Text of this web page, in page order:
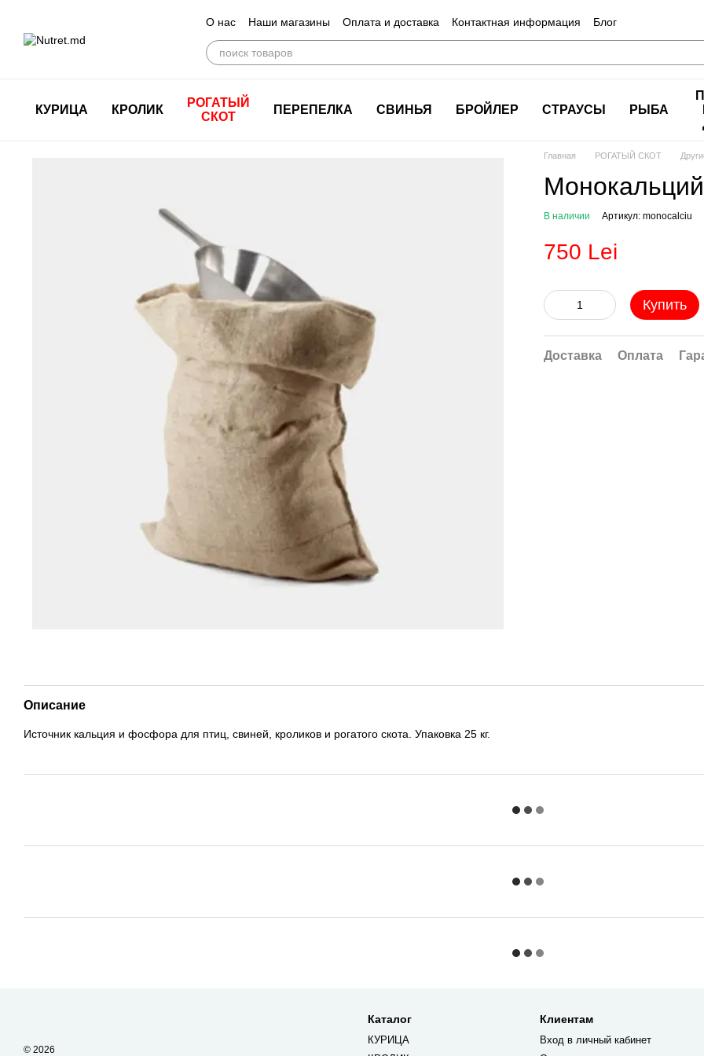
О нас Наши магазины Оплата и доставка Контактная информация Блог
КУРИЦА КРОЛИК
РОГАТЫЙ
СКОТ
ПЕРЕПЕЛКА СВИНЬЯ БРОЙЛЕР СТРАУСЫ РЫБА
Главная РОГАТЫЙ СКОТ
В наличии Артикул: monocalciu
750 Lei
Купить
Доставка Оплата
Описание
Источник кальция и фосфора для птиц, свиней, кроликов и рогатого скота. Упаковка 25 кг.
© 2026
Каталог
КУРИЦА
Клиентам
Вход в личный кабинет